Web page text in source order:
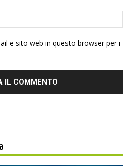
e sito web in questo browser per i